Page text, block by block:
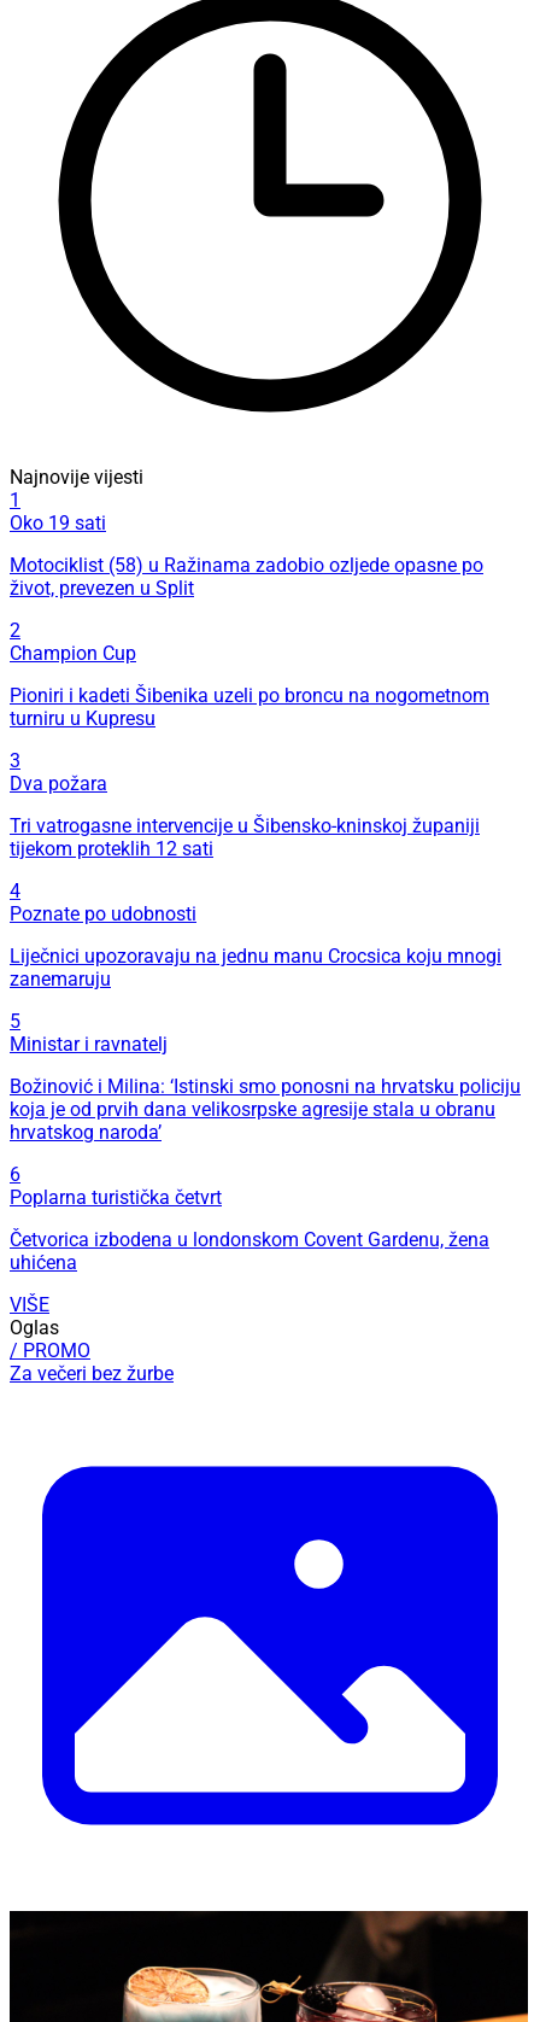
Najnovije vijesti
1
Oko 19 sati
Motociklist (58) u Ražinama zadobio ozljede opasne po
život, prevezen u Split
2
Champion Cup
Pioniri i kadeti Šibenika uzeli po broncu na nogometnom
turniru u Kupresu
3
Dva požara
Tri vatrogasne intervencije u Šibensko-kninskoj županiji
tijekom proteklih 12 sati
4
Poznate po udobnosti
Liječnici upozoravaju na jednu manu Crocsica koju mnogi
zanemaruju
5
Ministar i ravnatelj
Božinović i Milina: ‘Istinski smo ponosni na hrvatsku policiju
koja je od prvih dana velikosrpske agresije stala u obranu
hrvatskog naroda’
6
Poplarna turistička četvrt
Četvorica izbodena u londonskom Covent Gardenu, žena
uhićena
VIŠE
Oglas
/ PROMO
Za večeri bez žurbe